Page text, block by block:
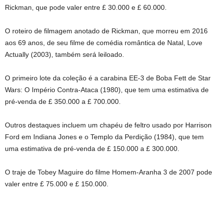
Rickman, que pode valer entre £ 30.000 e £ 60.000.
O roteiro de filmagem anotado de Rickman, que morreu em 2016
aos 69 anos, de seu filme de comédia romântica de Natal, Love
Actually (2003), também será leiloado.
O primeiro lote da coleção é a carabina EE-3 de Boba Fett de Star
Wars: O Império Contra-Ataca (1980), que tem uma estimativa de
pré-venda de £ 350.000 a £ 700.000.
Outros destaques incluem um chapéu de feltro usado por Harrison
Ford em Indiana Jones e o Templo da Perdição (1984), que tem
uma estimativa de pré-venda de £ 150.000 a £ 300.000.
O traje de Tobey Maguire do filme Homem-Aranha 3 de 2007 pode
valer entre £ 75.000 e £ 150.000.